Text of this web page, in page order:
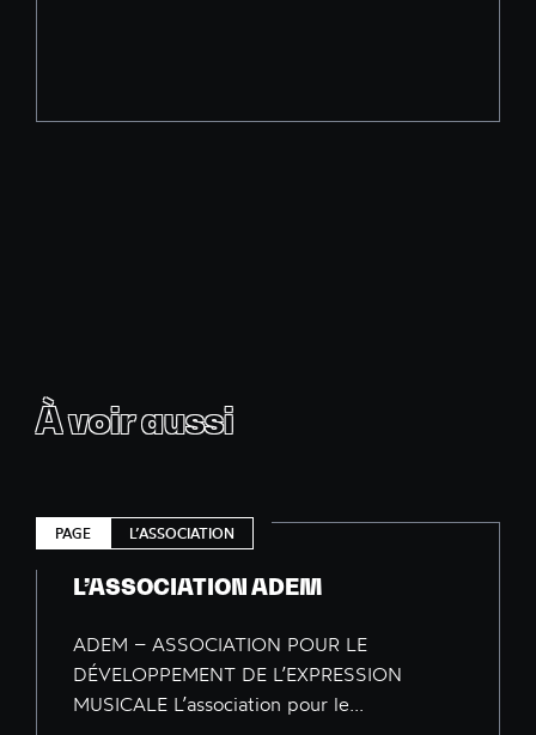
À voir aussi
PAGE L’ASSOCIATION
L’ASSOCIATION ADEM
ADEM – ASSOCIATION POUR LE
DÉVELOPPEMENT DE L’EXPRESSION
MUSICALE L’association pour le...